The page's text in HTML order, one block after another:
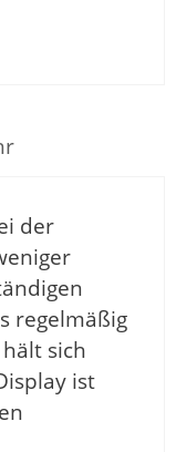
der
regelmäßig
sich
ist